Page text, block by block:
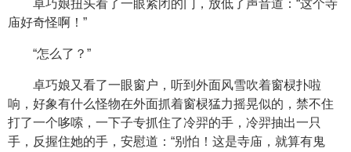
卓巧娘扭头看了一眼紧闭的门，放低了声音道：“这个寺
庙好奇怪啊！”
“怎么了？”
卓巧娘又看了一眼窗户，听到外面风雪吹着窗棂扑啦
响，好象有什么怪物在外面抓着窗棂猛力摇晃似的，禁不住
打了一个哆嗦，一下子专抓住了冷羿的手，冷羿抽出一只
手，反握住她的手，安慰道：“别怕！这是寺庙，就算有鬼